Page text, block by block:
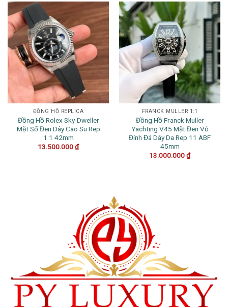
ĐỒNG HỒ REPLICA
Đồng Hồ Rolex Sky-Dweller
Mặt Số Đen Dây Cao Su Rep
1:1 42mm
13.500.000₫
FRANCK MULLER 1:1
Đồng Hồ Franck Muller
Yachting V45 Mặt Đen Vỏ
Đính Đá Dây Da Rep 11 ABF
45mm
13.000.000₫